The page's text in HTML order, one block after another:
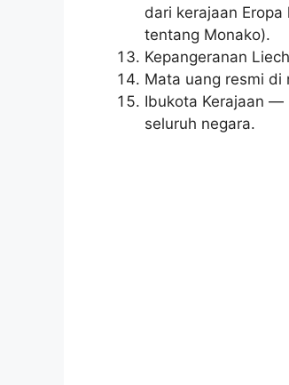
dari kerajaan
tentang Monako).
Kepangeranan
Mata uang resmi di
Ibukota Kerajaan —
seluruh negara.